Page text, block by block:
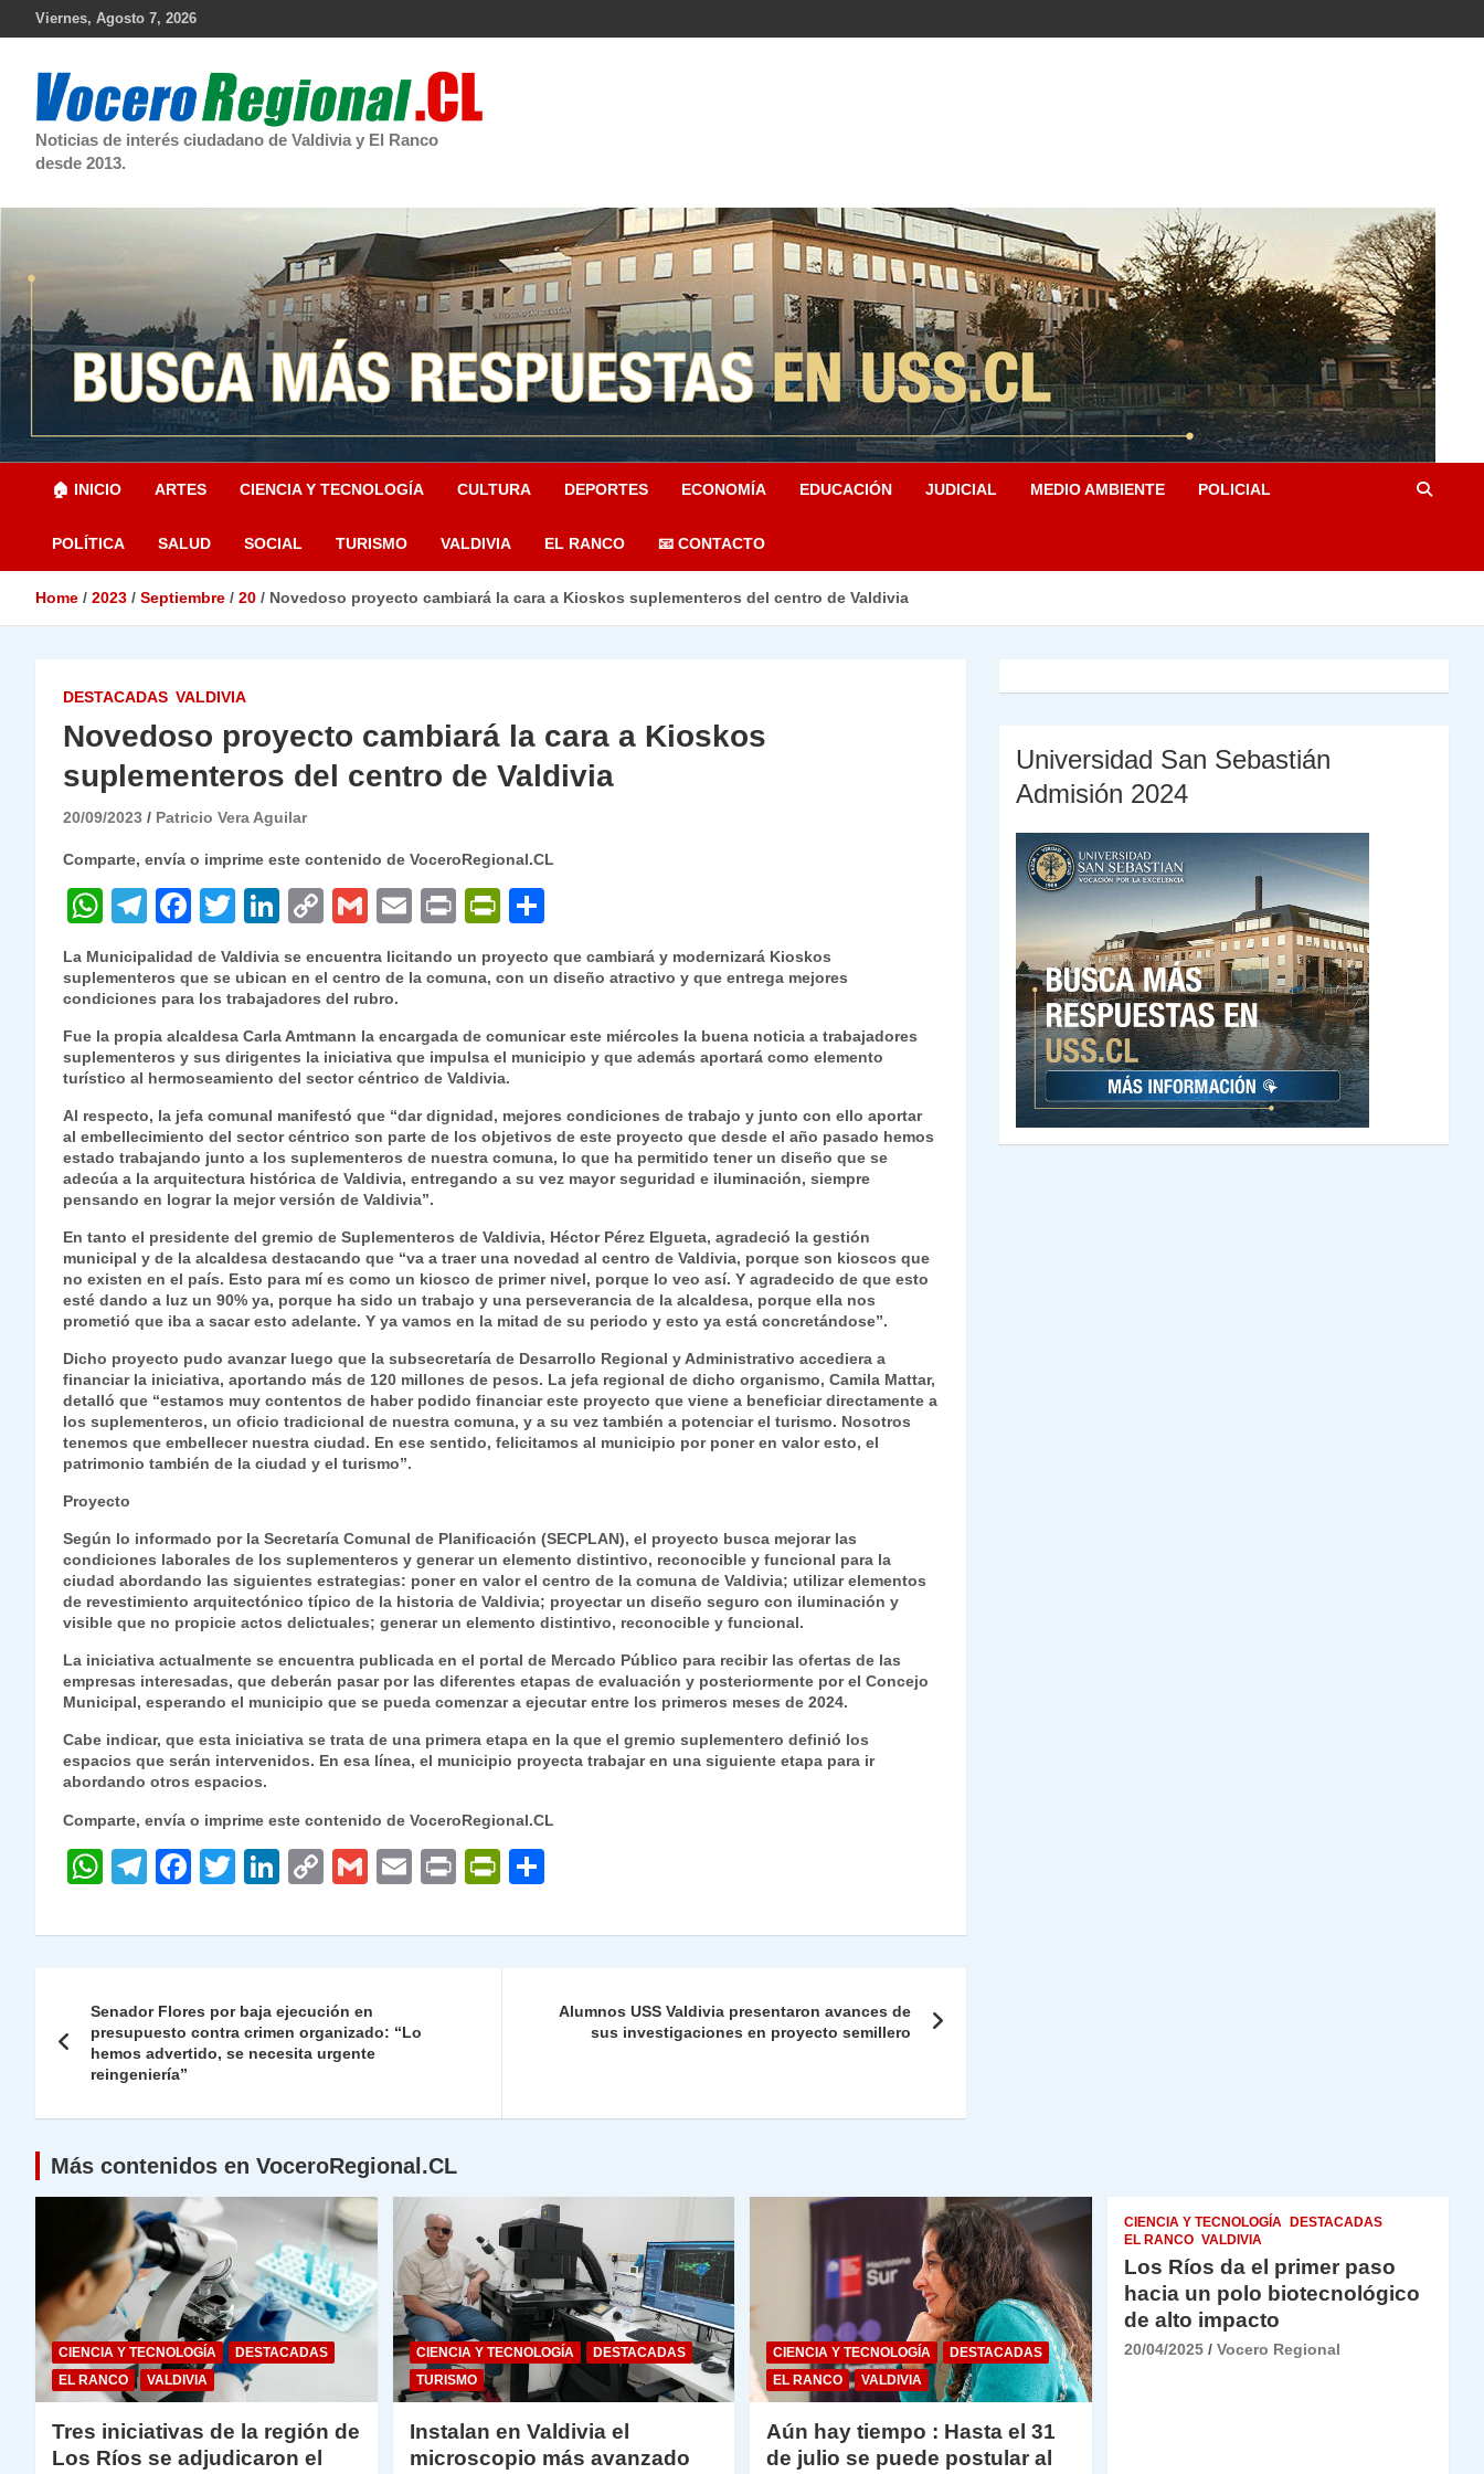
Viernes, Agosto 7, 2026
Noticias de interés ciudadano de Valdivia y El Ranco
desde 2013.
🏠 INICIO ARTES CIENCIA Y TECNOLOGÍA CULTURA DEPORTES ECONOMÍA EDUCACIÓN JUDICIAL MEDIO AMBIENTE POLICIAL
POLÍTICA SALUD SOCIAL TURISMO VALDIVIA EL RANCO 📧 CONTACTO
Home 2023 Septiembre 20 Novedoso proyecto cambiará la cara a Kioskos suplementeros del centro de Valdivia
DESTACADAS VALDIVIA
Novedoso proyecto cambiará la cara a Kioskos
suplementeros del centro de Valdivia
20/09/2023 Patricio Vera Aguilar
Comparte, envía o imprime este contenido de VoceroRegional.CL
W
h
at
s
A
p
p
T
el
e
gr
a
m
F
a
c
e
b
o
o
k
T
w
itt
er
Li
k
e
dI
n
C
p
y
Li
n
k
G
m
ai
l
E
m
ai
P
nt
P
nt
ie
n
dl
y
m
ar
La Municipalidad de Valdivia se encuentra licitando un proyecto que cambiará y modernizará Kioskos
suplementeros que se ubican en el centro de la comuna, con un diseño atractivo y que entrega mejores
condiciones para los trabajadores del rubro.
Fue la propia alcaldesa Carla Amtmann la encargada de comunicar este miércoles la buena noticia a trabajadores
suplementeros y sus dirigentes la iniciativa que impulsa el municipio y que además aportará como elemento
turístico al hermoseamiento del sector céntrico de Valdivia.
Al respecto, la jefa comunal manifestó que “dar dignidad, mejores condiciones de trabajo y junto con ello aportar
al embellecimiento del sector céntrico son parte de los objetivos de este proyecto que desde el año pasado hemos
estado trabajando junto a los suplementeros de nuestra comuna, lo que ha permitido tener un diseño que se
adecúa a la arquitectura histórica de Valdivia, entregando a su vez mayor seguridad e iluminación, siempre
pensando en lograr la mejor versión de Valdivia”.
En tanto el presidente del gremio de Suplementeros de Valdivia, Héctor Pérez Elgueta, agradeció la gestión
municipal y de la alcaldesa destacando que “va a traer una novedad al centro de Valdivia, porque son kioscos que
no existen en el país. Esto para mí es como un kiosco de primer nivel, porque lo veo así. Y agradecido de que esto
esté dando a luz un 90% ya, porque ha sido un trabajo y una perseverancia de la alcaldesa, porque ella nos
prometió que iba a sacar esto adelante. Y ya vamos en la mitad de su periodo y esto ya está concretándose”.
Dicho proyecto pudo avanzar luego que la subsecretaría de Desarrollo Regional y Administrativo accediera a
financiar la iniciativa, aportando más de 120 millones de pesos. La jefa regional de dicho organismo, Camila Mattar,
detalló que “estamos muy contentos de haber podido financiar este proyecto que viene a beneficiar directamente a
los suplementeros, un oficio tradicional de nuestra comuna, y a su vez también a potenciar el turismo. Nosotros
tenemos que embellecer nuestra ciudad. En ese sentido, felicitamos al municipio por poner en valor esto, el
patrimonio también de la ciudad y el turismo”.
Proyecto
Según lo informado por la Secretaría Comunal de Planificación (SECPLAN), el proyecto busca mejorar las
condiciones laborales de los suplementeros y generar un elemento distintivo, reconocible y funcional para la
ciudad abordando las siguientes estrategias: poner en valor el centro de la comuna de Valdivia; utilizar elementos
de revestimiento arquitectónico típico de la historia de Valdivia; proyectar un diseño seguro con iluminación y
visible que no propicie actos delictuales; generar un elemento distintivo, reconocible y funcional.
La iniciativa actualmente se encuentra publicada en el portal de Mercado Público para recibir las ofertas de las
empresas interesadas, que deberán pasar por las diferentes etapas de evaluación y posteriormente por el Concejo
Municipal, esperando el municipio que se pueda comenzar a ejecutar entre los primeros meses de 2024.
Cabe indicar, que esta iniciativa se trata de una primera etapa en la que el gremio suplementero definió los
espacios que serán intervenidos. En esa línea, el municipio proyecta trabajar en una siguiente etapa para ir
abordando otros espacios.
Comparte, envía o imprime este contenido de VoceroRegional.CL
W
at
A
p
p
T
e
a
m
F
c
b
o
k
T
itt
Li
k
dI
n
C
p
Li
n
G
ai
E
ai
P
nt
P
nt
y
m
ar
de
entradas
Senador Flores por baja ejecución en
presupuesto contra crimen organizado: “Lo
hemos advertido, se necesita urgente
reingeniería”
Alumnos USS Valdivia presentaron avances de
sus investigaciones en proyecto semillero
Universidad San Sebastián
Admisión 2024
Más contenidos en VoceroRegional.CL
CIENCIA Y TECNOLOGÍA
DESTACADAS
EL RANCO
VALDIVIA
Tres iniciativas de la región de
Los Ríos se adjudicaron el
CIENCIA Y TECNOLOGÍA
DESTACADAS
TURISMO
Instalan en Valdivia el
microscopio más avanzado
CIENCIA Y TECNOLOGÍA
DESTACADAS
EL RANCO
VALDIVIA
Aún hay tiempo : Hasta el 31
de julio se puede postular al
CIENCIA Y TECNOLOGÍA
DESTACADAS
EL RANCO VALDIVIA
Los Ríos da el primer paso
hacia un polo biotecnológico
de alto impacto
20/04/2025 Vocero Regional